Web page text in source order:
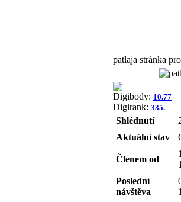
patlaja stránka
Digibody: 10.77
Digirank: 335.
Shlédnutí
Aktuální stav
Členem od
Poslední
návštěva